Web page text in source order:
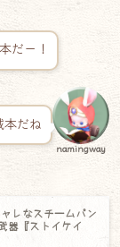
だー！
本だね
namingway
レなスチームパン
器『ストイケイ